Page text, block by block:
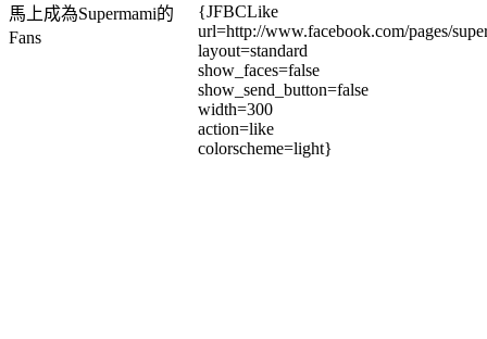
馬上成為Supermami的
Fans
{JFBCLike
url=http://www.facebook.com/pages/
layout=standard
show_faces=false
show_send_button=false
width=300
action=like
colorscheme=light}